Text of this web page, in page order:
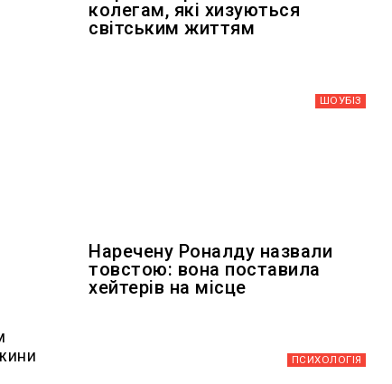
колегам, які хизуються
світським життям
ШОУБIЗ
Наречену Роналду назвали
товстою: вона поставила
хейтерів на місце
ПСИХОЛОГІЯ